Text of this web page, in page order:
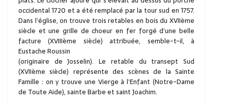
occidental 1720 et a été remplacé par la tour sud en 1757.
Dans l’église, on trouve trois retables en bois du XVIIème
siècle et une grille de choeur en fer forgé d’une belle
facture (XVIIIème siècle) attribuée, semble-t-il, à
Eustache Roussin
(originaire de Josselin). Le retable du transept Sud
(XVIIème siècle) représente des scènes de la Sainte
Famille : on y trouve une Vierge à l’Enfant (Notre-Dame
de Toute Aide), sainte Barbe et saint Joachim.